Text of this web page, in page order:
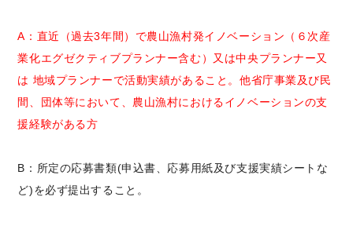
A：直近（過去3年間）で農山漁村発イノベーション（６次産
業化エグゼクティブプランナー含む）又は中央プランナー又
は 地域プランナーで活動実績があること。他省庁事業及び民
間、団体等において、農山漁村におけるイノベーションの支
援経験がある方
B：所定の応募書類(申込書、応募用紙及び支援実績シートな
ど)を必ず提出すること。